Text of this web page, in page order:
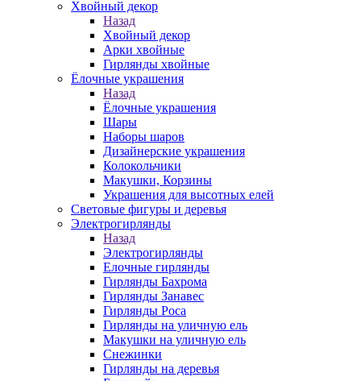
Хвойный декор
Назад
Хвойный декор
Арки хвойные
Гирлянды хвойные
Ёлочные украшения
Назад
Ёлочные украшения
Шары
Наборы шаров
Дизайнерские украшения
Колокольчики
Макушки, Корзины
Украшения для высотных елей
Световые фигуры и деревья
Электрогирлянды
Назад
Электрогирлянды
Елочные гирлянды
Гирлянды Бахрома
Гирлянды Занавес
Гирлянды Роса
Гирлянды на уличную ель
Макушки на уличную ель
Снежинки
Гирлянды на деревья